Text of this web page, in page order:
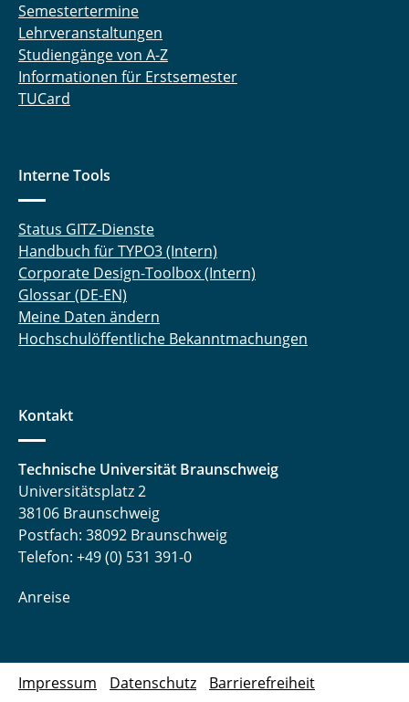
Semestertermine
Lehrveranstaltungen
Studiengänge von A-Z
Informationen für Erstsemester
TUCard
Interne Tools
Status GITZ-Dienste
Handbuch für TYPO3 (Intern)
Corporate Design-Toolbox (Intern)
Glossar (DE-EN)
Meine Daten ändern
Hochschulöffentliche Bekanntmachungen
Kontakt
Technische Universität Braunschweig
Universitätsplatz 2
38106 Braunschweig
Postfach: 38092 Braunschweig
Telefon: +49 (0) 531 391-0
Anreise
Impressum Datenschutz Barrierefreiheit